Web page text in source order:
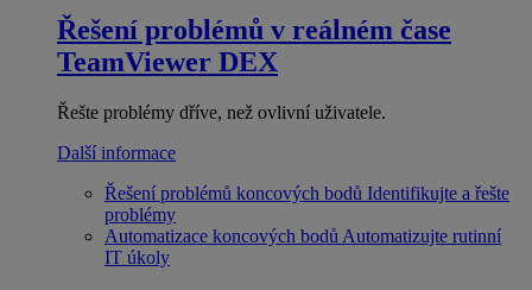
Řešení problémů v reálném čase
TeamViewer DEX
Řešte problémy dříve, než ovlivní uživatele.
Další informace
Řešení problémů koncových bodů Identifikujte a řešte
problémy
Automatizace koncových bodů Automatizujte rutinní
IT úkoly